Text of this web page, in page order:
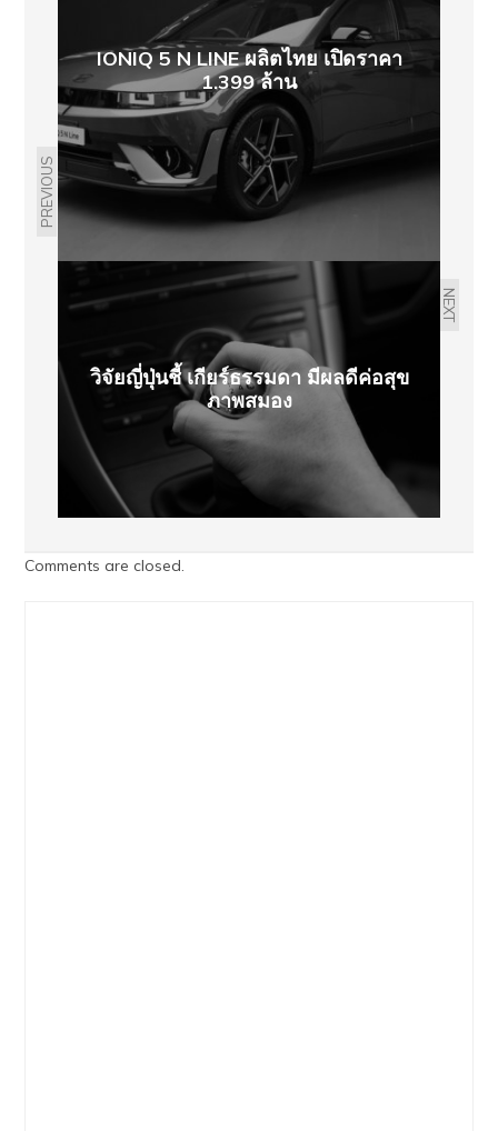
PREVIOUS
IONIQ 5 N LINE ผลิตไทย เปิดราคา
1.399 ล้าน
NEXT
วิจัยญี่ปุ่นชี้ เกียร์ธรรมดา มีผลดีค่อสุข
ภาพสมอง
Comments are closed.